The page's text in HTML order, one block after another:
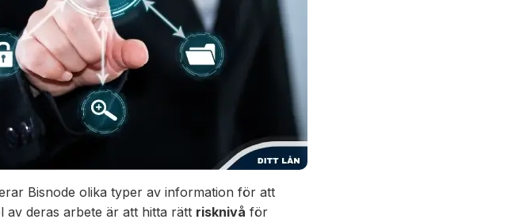
Bisnode olika typer av information för att
av deras arbete är att hitta rätt risknivå för